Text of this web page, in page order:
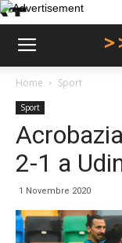
Home Sport
Sport
2-1 a
1 Novembre 2020